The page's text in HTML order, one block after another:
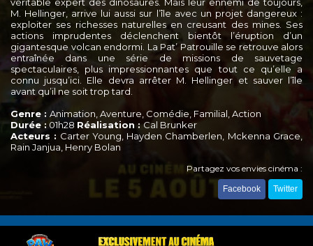
M. Hellinger, arrive lui aussi sur l’île avec un projet dangereux :
exploiter ses richesses naturelles en creusant des mines. Ses
actions imprudentes déclenchent bientôt l’éruption d’un
gigantesque volcan endormi. La Pat’ Patrouille se retrouve alors
entraînée dans une série de missions de sauvetage
spectaculaires, plus impressionnantes que tout ce qu’elle a
connu jusqu’ici. Elle devra arrêter M. Hellinger et sauver l’île
avant qu’il ne soit trop tard.
Genre : Animation, Aventure, Comédie, Familial, Action
Durée : 01h28 Réalisation :Cal Brunker
Acteurs : Carter Young, Hayden Chamberlen, Mckenna Grace,
Rain Janjua, Henry Bolan
Partagez vos envies cinéma :
Facebook Twitter